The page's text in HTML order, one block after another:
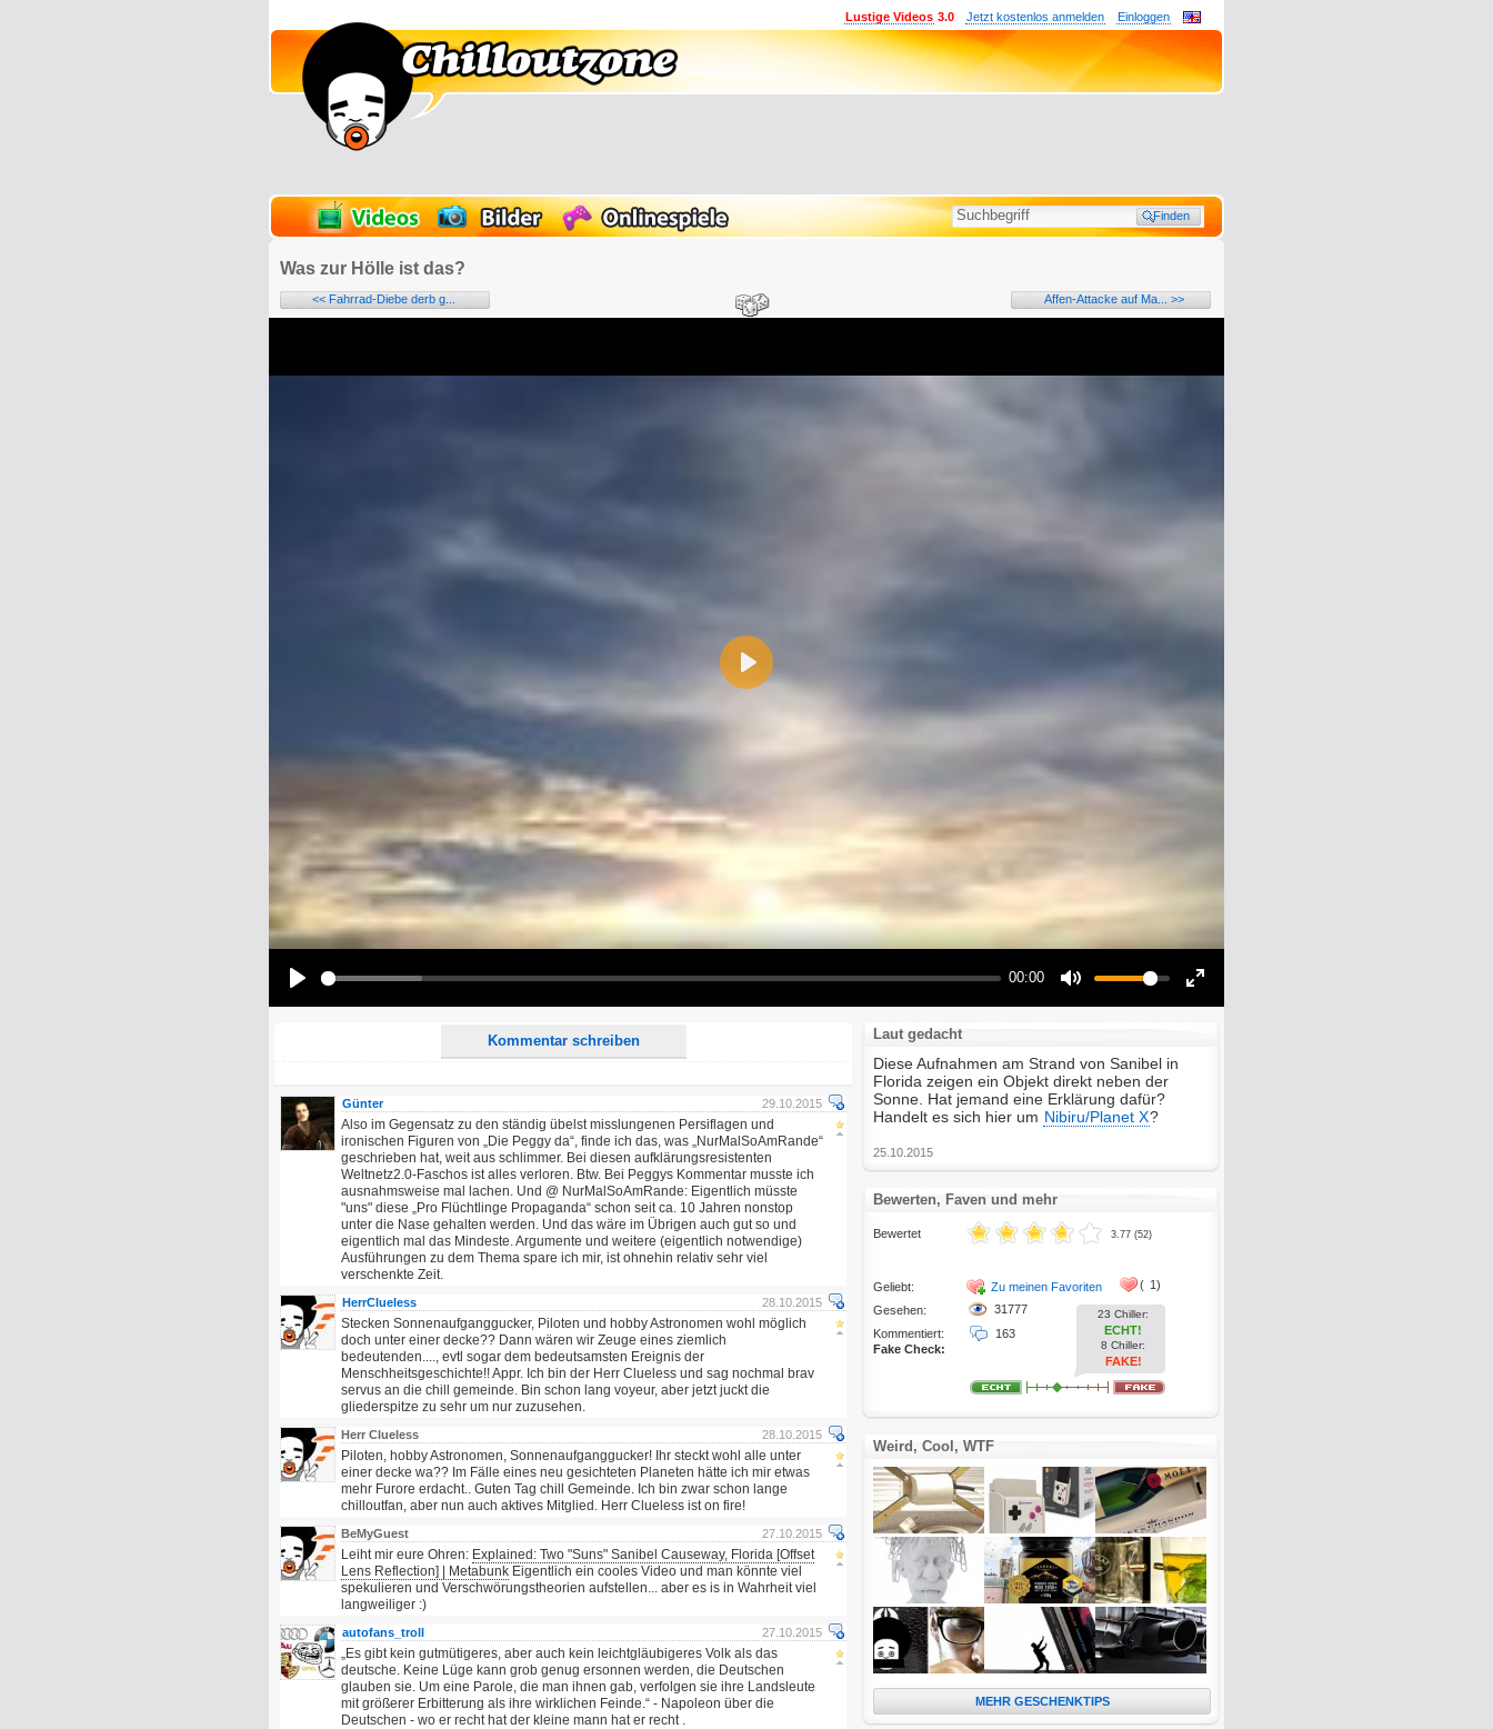
Einloggen
Jetzt kostenlos anmelden
Lustige Videos 3.0
Was zur Hölle ist das?
<< Fahrrad-Diebe derb g... Affen-Attacke auf Ma... >>
00:00
Play
Kommentar schreiben
Kommentar:
Alle HTML-Tags außer <br>, <strike> und <i> werden aus Deinem Kommentar entfernt.
URLs werden automatisch umgewandelt. Bitte verwende "www." oder "http://" in URLs
Ich möchte eine E-Mail, wenn auf dieser Seite weitere Kommentare erscheinen.
29.10.2015
Günter
Also im Gegensatz zu den ständig übelst misslungenen Persiflagen und
ironischen Figuren von „Die Peggy da“, finde ich das, was „NurMalSoAmRande“
geschrieben hat, weit aus schlimmer. Bei diesen aufklärungsresistenten
Weltnetz2.0-Faschos ist alles verloren. Btw. Bei Peggys Kommentar musste ich
ausnahmsweise mal lachen. Und @ NurMalSoAmRande: Eigentlich müsste
"uns" diese „Pro Flüchtlinge Propaganda“ schon seit ca. 10 Jahren nonstop
unter die Nase gehalten werden. Und das wäre im Übrigen auch gut so und
eigentlich mal das Mindeste. Argumente und weitere (eigentlich notwendige)
Ausführungen zu dem Thema spare ich mir, ist ohnehin relativ sehr viel
verschenkte Zeit.
28.10.2015
HerrClueless
Stecken Sonnenaufganggucker, Piloten und hobby Astronomen wohl möglich
doch unter einer decke?? Dann wären wir Zeuge eines ziemlich
bedeutenden...., evtl sogar dem bedeutsamsten Ereignis der
Menschheitsgeschichte!! Appr. Ich bin der Herr Clueless und sag nochmal brav
servus an die chill gemeinde. Bin schon lang voyeur, aber jetzt juckt die
gliederspitze zu sehr um nur zuzusehen.
28.10.2015
Herr Clueless
Piloten, hobby Astronomen, Sonnenaufganggucker! Ihr steckt wohl alle unter
einer decke wa?? Im Fälle eines neu gesichteten Planeten hätte ich mir etwas
mehr Furore erdacht.. Guten Tag chill Gemeinde. Ich bin zwar schon lange
chilloutfan, aber nun auch aktives Mitglied. Herr Clueless ist on fire!
27.10.2015
BeMyGuest
Leiht mir eure Ohren: Explained: Two "Suns" Sanibel Causeway, Florida [Offset
Lens Reflection] | Metabunk Eigentlich ein cooles Video und man könnte viel
spekulieren und Verschwörungstheorien aufstellen... aber es is in Wahrheit viel
langweiliger :)
27.10.2015
autofans_troll
„Es gibt kein gutmütigeres, aber auch kein leichtgläubigeres Volk als das
deutsche. Keine Lüge kann grob genug ersonnen werden, die Deutschen
glauben sie. Um eine Parole, die man ihnen gab, verfolgen sie ihre Landsleute
mit größerer Erbitterung als ihre wirklichen Feinde.“ - Napoleon über die
Deutschen - wo er recht hat der kleine mann hat er recht .
Laut gedacht
Diese Aufnahmen am Strand von Sanibel in
Florida zeigen ein Objekt direkt neben der
Sonne. Hat jemand eine Erklärung dafür?
Handelt es sich hier um Nibiru/Planet X?
25.10.2015
Bewerten, Faven und mehr
Bewertet
Geliebt:
Gesehen:
Kommentiert:
Fake Check:
3.77 (52)
Zu meinen Favoriten
31777
163
( 1)
23 Chiller:
ECHT!
8 Chiller:
FAKE!
Weird, Cool, WTF
MEHR GESCHENKTIPS